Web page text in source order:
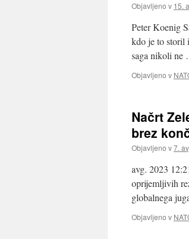
Objavljeno v 15.
Peter Koenig
kdo je to storil
saga nikoli ne
Objavljeno v
Načrt
brez
Objavljeno v7.
avg. 2023
oprijemljivih
globalnega
Objavljeno v